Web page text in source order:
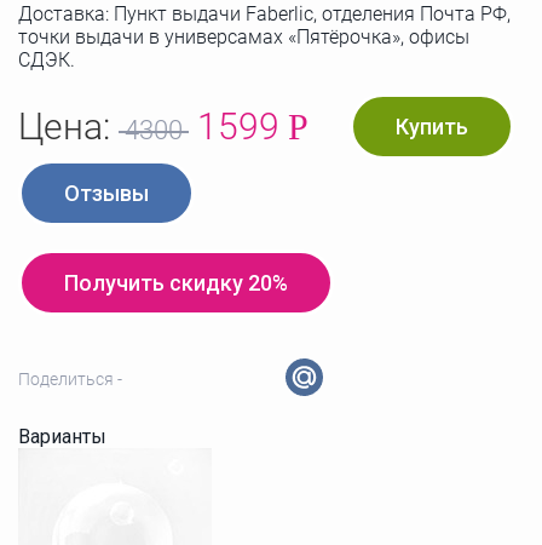
Доставка: Пункт выдачи Faberlic, отделения Почта РФ,
точки выдачи в универсамах «Пятёрочка», офисы
СДЭК.
Цена: 4300 1599 Р Купить
Отзывы
Получить скидку 20%
Поделиться -
Варианты